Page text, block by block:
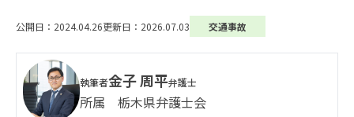
公開日：2024.04.26更新日：2026.07.03 交通事故
執筆者金子 周平弁護士
所属 栃木県弁護士会